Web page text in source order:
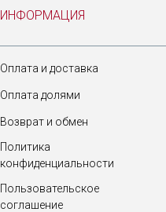
ИНФОРМАЦИЯ
Оплата и доставка
Оплата долями
Возврат и обмен
Политика
конфиденциальности
Пользовательское
соглашение